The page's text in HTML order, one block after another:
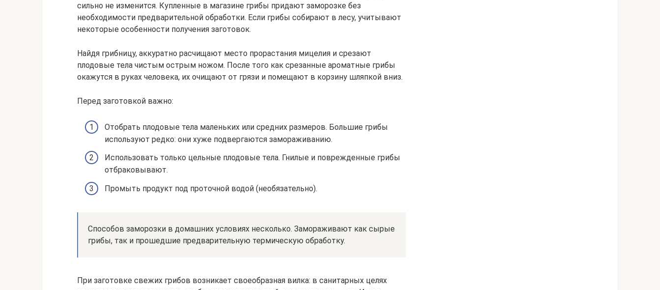
сильно не изменится. Купленные в магазине грибы придают заморозке без
необходимости предварительной обработки. Если грибы собирают в лесу, учитывают
некоторые особенности получения заготовок.
Найдя грибницу, аккуратно расчищают место прорастания мицелия и срезают
плодовые тела чистым острым ножом. После того как срезанные ароматные грибы
окажутся в руках человека, их очищают от грязи и помещают в корзину шляпкой вниз.
Перед заготовкой важно:
Отобрать плодовые тела маленьких или средних размеров. Большие грибы
используют редко: они хуже подвергаются замораживанию.
Использовать только цельные плодовые тела. Гнилые и поврежденные грибы
отбраковывают.
Промыть продукт под проточной водой (необязательно).
Способов заморозки в домашних условиях несколько. Замораживают как сырые
грибы, так и прошедшие предварительную термическую обработку.
При заготовке свежих грибов возникает своеобразная вилка: в санитарных целях